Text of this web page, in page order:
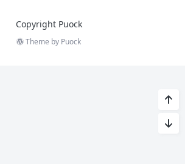
Copyright Puock
Theme by Puock